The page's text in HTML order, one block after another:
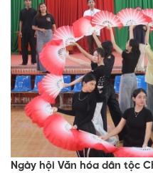
Ngày hội Văn hóa dân tộc